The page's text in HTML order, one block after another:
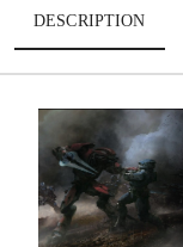
DESCRIPTION